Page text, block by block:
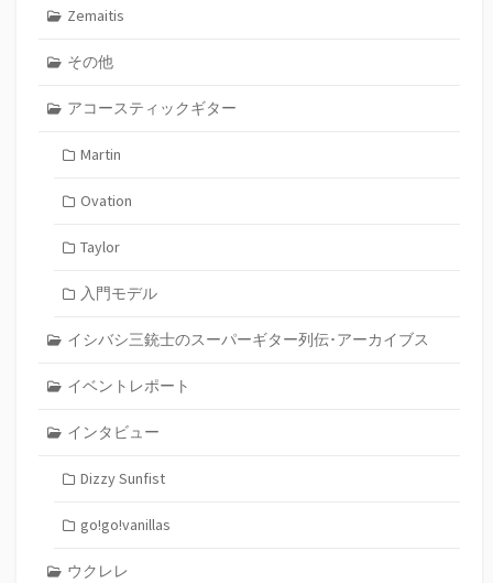
Zemaitis
その他
アコースティックギター
Martin
Ovation
Taylor
入門モデル
イシバシ三銃士のスーパーギター列伝･アーカイブス
イベントレポート
インタビュー
Dizzy Sunfist
go!go!vanillas
ウクレレ